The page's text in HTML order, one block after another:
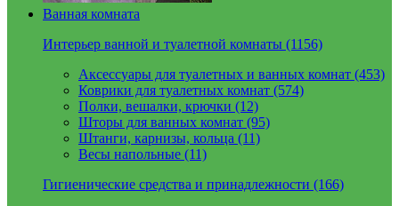
Ванная комната
Интерьер ванной и туалетной комнаты (1156)
Аксессуары для туалетных и ванных комнат (453)
Коврики для туалетных комнат (574)
Полки, вешалки, крючки (12)
Шторы для ванных комнат (95)
Штанги, карнизы, кольца (11)
Весы напольные (11)
Гигиенические средства и принадлежности (166)